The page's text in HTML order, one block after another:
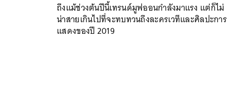
ถึงแม้ช่วงต้นปีนี้เทรนด์มูฟออนกำลังมาแรง แต่ก็ไม่
น่าสายเกินไปที่จะทบทวนถึงละครเวทีและศิลปะการ
แสดงของปี 2019